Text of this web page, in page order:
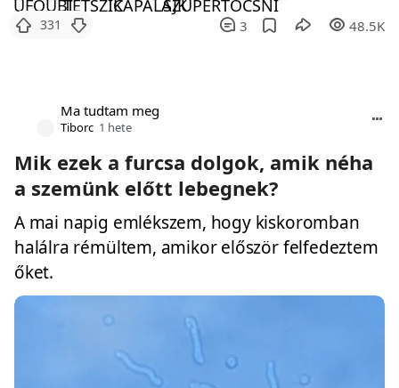
331 3 48.5K
Ma tudtam meg
Tiborc 1 hete
Mik ezek a furcsa dolgok, amik néha
a szemünk előtt lebegnek?
A mai napig emlékszem, hogy kiskoromban
halálra rémültem, amikor először felfedeztem
őket.